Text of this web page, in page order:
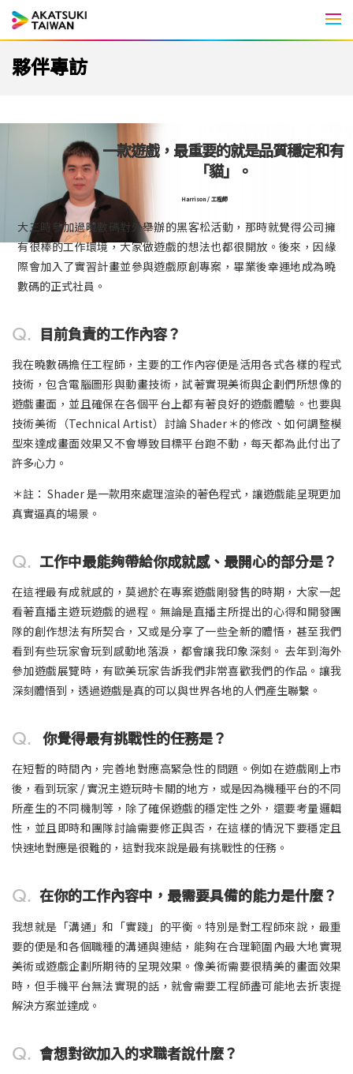
夥伴專訪
一款遊戲，最重要的就是品質穩定和有
「貓」。
Harrison / 工程師
大三時參加過曉數碼對外舉辦的黑客松活動，那時就覺得公司擁
有很棒的工作環境，大家做遊戲的想法也都很開放。後來，因緣
際會加入了實習計畫並參與遊戲原創專案，畢業後幸運地成為曉
數碼的正式社員。
Q. 目前負責的工作內容？
我在曉數碼擔任工程師，主要的工作內容便是活用各式各樣的程式
技術，包含電腦圖形與動畫技術，試著實現美術與企劃們所想像的
遊戲畫面，並且確保在各個平台上都有著良好的遊戲體驗。也要與
技術美術（Technical Artist）討論 Shader＊的修改、如何調整模
型來達成畫面效果又不會導致目標平台跑不動，每天都為此付出了
許多心力。
＊註： Shader 是一款用來處理渲染的著色程式，讓遊戲能呈現更加
真實逼真的場景。​​
Q. 工作中最能夠帶給你成就感、最開心的部分是？
在這裡最有成就感的，莫過於在專案遊戲剛發售的時期，大家一起
看著直播主遊玩遊戲的過程。無論是直播主所提出的心得和開發團
隊的創作想法有所契合，又或是分享了一些全新的體悟，甚至我們
看到有些玩家會玩到感動地落淚，都會讓我印象深刻。 去年到海外
參加遊戲展覽時，有歐美玩家告訴我們非常喜歡我們的作品。讓我
深刻體悟到，透過遊戲是真的可以與世界各地的人們產生聯繫。
Q. 你覺得最有挑戰性的任務是？
在短暫的時間內，完善地對應高緊急性的問題。例如在遊戲剛上市
後，看到玩家 / 實況主遊玩時卡關的地方，或是因為機種平台的不同
所產生的不同機制等，除了確保遊戲的穩定性之外，還要考量邏輯
性，並且即時和團隊討論需要修正與否，在這樣的情況下要穩定且
快速地對應是很難的，這對我來說是最有挑戰性的任務。
Q. 在你的工作內容中，最需要具備的能力是什麼？
我想就是「溝通」和「實踐」的平衡。特別是對工程師來說，最重
要的便是和各個職種的溝通與連結，能夠在合理範圍內最大地實現
美術或遊戲企劃所期待的呈現效果。像美術需要很精美的畫面效果
時，但手機平台無法實現的話，就會需要工程師盡可能地去折衷提
解決方案並達成。
Q. 會想對欲加入的求職者說什麼？